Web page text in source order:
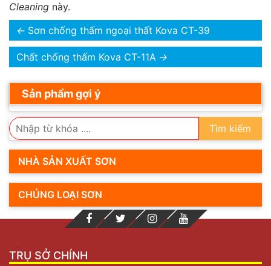
Cleaning này.
← Sơn chống thấm ngoại thất Kova CT-39
Chất chống thấm Kova CT-11A →
Sản phẩm gợi ý
Tìm kiếm
NHÀ SẢN XUẤT SƠN
CHỦNG LOẠI SƠN
TRỤ SỞ CHÍNH